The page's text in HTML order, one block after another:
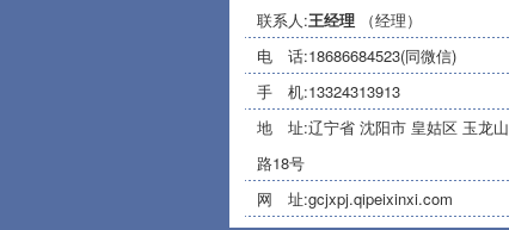
联系人:王经理 （经理）
电 话:18686684523(同微信)
手 机:13324313913
地 址:辽宁省 沈阳市 皇姑区 玉龙山
路18号
网 址:gcjxpj.qipeixinxi.com